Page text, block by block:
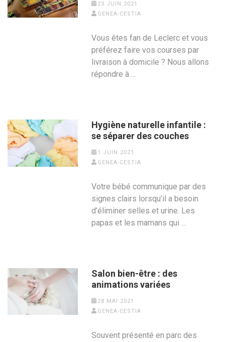
23 JUIN 2021
GENEA-CESTIA
Vous êtes fan de Leclerc et vous
préférez faire vos courses par
livraison à domicile ? Nous allons
répondre à …
Hygiène naturelle infantile :
se séparer des couches
1 JUIN 2021
GENEA-CESTIA
Votre bébé communique par des
signes clairs lorsqu’il a besoin
d’éliminer selles et urine. Les
papas et les mamans qui …
Salon bien-être : des
animations variées
28 MAI 2021
GENEA-CESTIA
Souvent présenté en parc des